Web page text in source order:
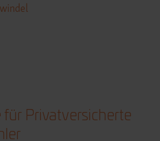
Privatversicherte